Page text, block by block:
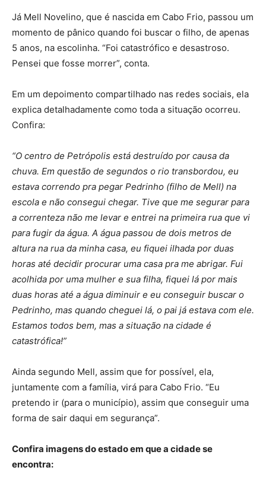
Já Mell Novelino, que é nascida em Cabo Frio, passou um
momento de pânico quando foi buscar o filho, de apenas
5 anos, na escolinha. “Foi catastrófico e desastroso.
Pensei que fosse morrer”, conta.
Em um depoimento compartilhado nas redes sociais, ela
explica detalhadamente como toda a situação ocorreu.
Confira:
“O centro de Petrópolis está destruído por causa da
chuva. Em questão de segundos o rio transbordou, eu
estava correndo pra pegar Pedrinho (filho de Mell) na
escola e não consegui chegar. Tive que me segurar para
a correnteza não me levar e entrei na primeira rua que vi
para fugir da água. A água passou de dois metros de
altura na rua da minha casa, eu fiquei ilhada por duas
horas até decidir procurar uma casa pra me abrigar. Fui
acolhida por uma mulher e sua filha, fiquei lá por mais
duas horas até a água diminuir e eu conseguir buscar o
Pedrinho, mas quando cheguei lá, o pai já estava com ele.
Estamos todos bem, mas a situação na cidade é
catastrófica!”
Ainda segundo Mell, assim que for possível, ela,
juntamente com a família, virá para Cabo Frio. “Eu
pretendo ir (para o município), assim que conseguir uma
forma de sair daqui em segurança”.
Confira imagens do estado em que a cidade se
encontra: